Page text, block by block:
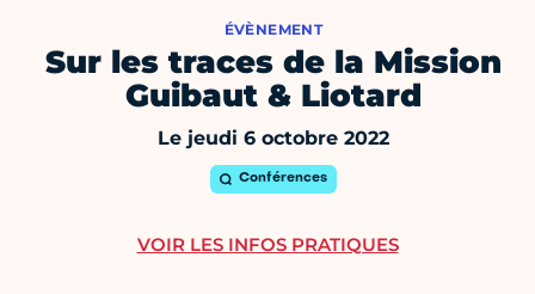
ÉVÈNEMENT
Sur les traces de la Mission
Guibaut & Liotard
Le jeudi 6 octobre 2022
Conférences
VOIR LES INFOS PRATIQUES